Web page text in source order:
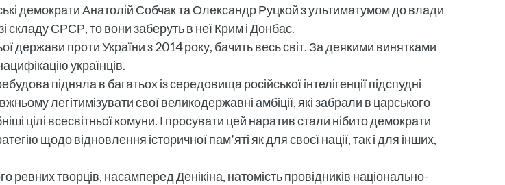
демократи Анатолій Собчак та Олександр Руцкой з ультиматумом до влади
СРСР, то вони заберуть в неї Крим і Донбас.
держави проти України з 2014 року, бачить весь світ. За деякими винятками
українців.
підняла в багатьох із середовища російської інтелігенції підспудні
легітимізувати свої великодержавні амбіції, які забрали в царського
цілі всесвітньої комуни. І просувати цей наратив стали нібито демократи
щодо відновлення історичної пам’яті як для своєї нації, так і для інших,
творців, насамперед Денікіна, натомість провідників національно-